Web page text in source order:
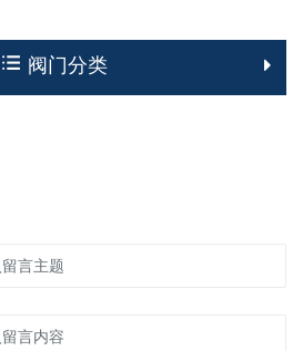
阀门分类